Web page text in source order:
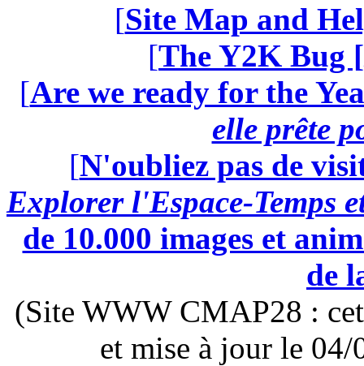
[Site Map and
[The Y2K Bug [
[Are we ready for the
elle prête
[N'oubliez pas de
Explorer l'Espace-Temps
de 10.000 images et
de
(Site WWW CMAP28 :
et mise à jour le